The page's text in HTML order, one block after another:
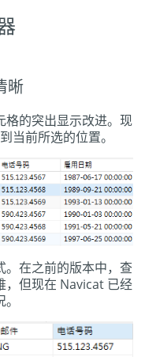
晰
格的突出显示改进。现
当前所选的位置。
。在之前的版本中，查
，但现在 Navicat 已经